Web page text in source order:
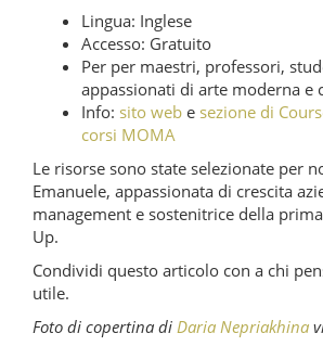
Lingua: Inglese
Accesso: Gratuito
Per per maestri, professori,
appassionati di arte moderna e
Info: sito web e sezione di
corsi MOMA
Le risorse sono state selezionate per
Emanuele, appassionata di crescita
management e sostenitrice della
Up.
Condividi questo articolo con a chi
utile.
Foto di copertina di Daria Nepriakhina